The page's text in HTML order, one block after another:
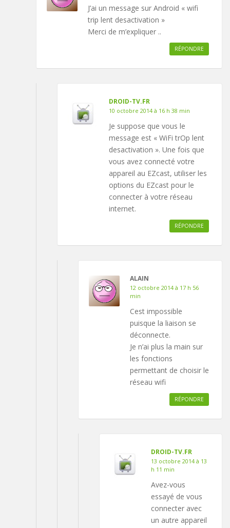
J’ai un message sur Android « wifi
trip lent desactivation »
Merci de m’expliquer ..
RÉPONDRE
DROID-TV.FR
10 octobre 2014 à 16 h 38 min
Je suppose que vous le
message est « WiFi trOp lent
desactivation ». Une fois que
vous avez connecté votre
appareil au EZcast, utiliser les
options du EZcast pour le
connecter à votre réseau
internet.
RÉPONDRE
ALAIN
12 octobre 2014 à 17 h 56
min
Cest impossible
puisque la liaison se
déconnecte.
Je n’ai plus la main sur
les fonctions
permettant de choisir le
réseau wifi
RÉPONDRE
DROID-TV.FR
13 octobre 2014 à 13
h 11 min
Avez-vous
essayé de vous
connecter avec
un autre appareil